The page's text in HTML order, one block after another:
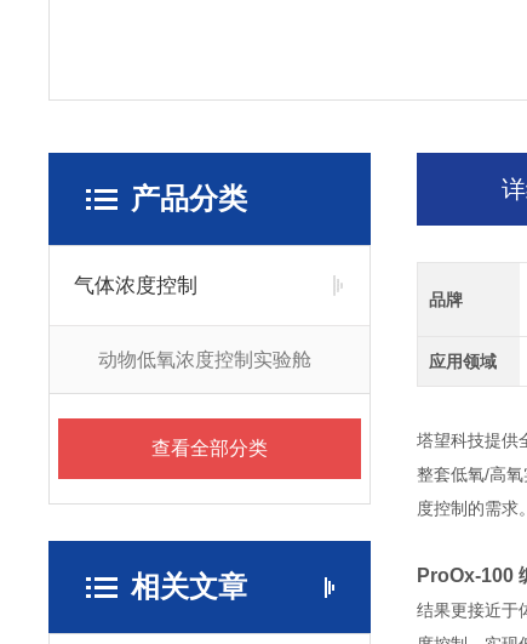
产品分类
气体浓度控制
动物低氧浓度控制实验舱
查看全部分类
相关文章
品牌
应用领域
塔望科技提供
整套低氧/高
度控制的需求。
ProOx-100
结果更接近于